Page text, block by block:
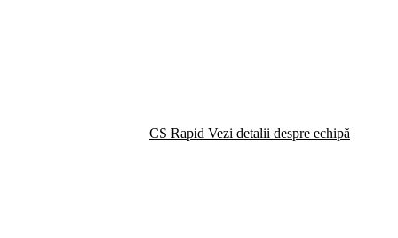
CS Rapid Vezi detalii despre echipă